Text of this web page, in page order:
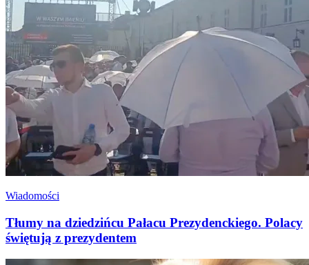
Wiadomości
Tłumy na dziedzińcu Pałacu Prezydenckiego. Polacy
świętują z prezydentem